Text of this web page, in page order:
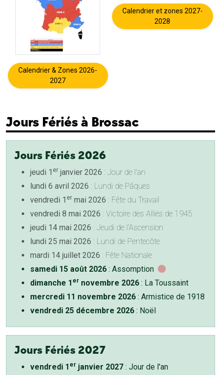
Calendrier & Zones 2026-
2027
Calendrier et zones 2027-
2028
Jours Fériés à Brossac
Jours Fériés 2026
jeudi 1 er janvier 2026 : Jour de l'an
lundi 6 avril 2026 : Lundi de Pâques
vendredi 1 er mai 2026 : Fête du Travail
vendredi 8 mai 2026 : Victoire des Alliés de 1945
jeudi 14 mai 2026 : Jeudi de l'Ascension
lundi 25 mai 2026 : Lundi de Pentecôte
mardi 14 juillet 2026 : Fête Nationale
samedi 15 août 2026 : Assomption
dimanche 1 er novembre 2026 : La Toussaint
mercredi 11 novembre 2026 : Armistice de 1918
vendredi 25 décembre 2026 : Noël
Jours Fériés 2027
vendredi 1 er janvier 2027 : Jour de l'an